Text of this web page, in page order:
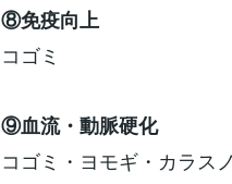
⑧免疫向上
コゴミ
⑨血流・動脈硬化
コゴミ・ヨモギ・カラス